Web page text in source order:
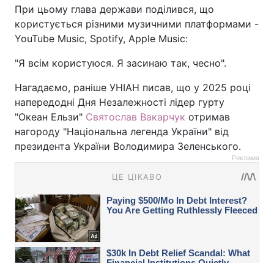
При цьому глава держави поділився, що
користується різними музичними платформами -
YouTube Music, Spotify, Apple Music:
"Я всім користуюся. Я засинаю так, чесно".
Нагадаємо, раніше УНІАН писав, що у 2025 році
напередодні Дня Незалежності лідер гурту
"Океан Ельзи" Святослав Вакарчук отримав
нагороду "Національна легенда України" від
президента України Володимира Зеленського.
Реклама